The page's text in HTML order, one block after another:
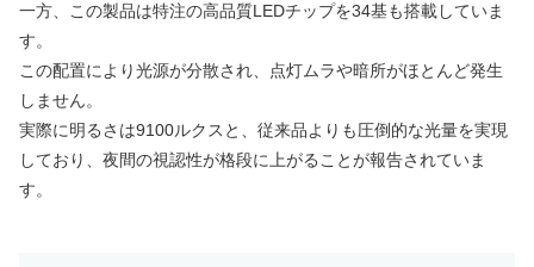
一方、この製品は特注の高品質LEDチップを34基も搭載していま
す。
この配置により光源が分散され、点灯ムラや暗所がほとんど発生
しません。
実際に明るさは9100ルクスと、従来品よりも圧倒的な光量を実現
しており、夜間の視認性が格段に上がることが報告されていま
す。